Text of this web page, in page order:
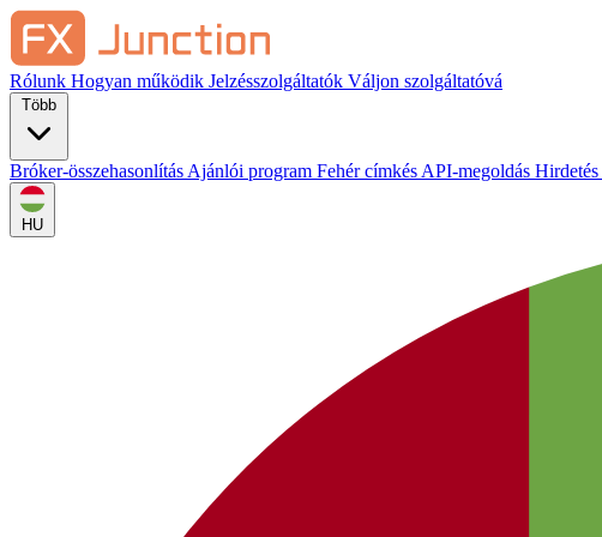
Rólunk Hogyan működik Jelzésszolgáltatók Váljon szolgáltatóvá
Bróker-összehasonlítás Ajánlói program Fehér címkés API-megoldás Hirdetés
HU